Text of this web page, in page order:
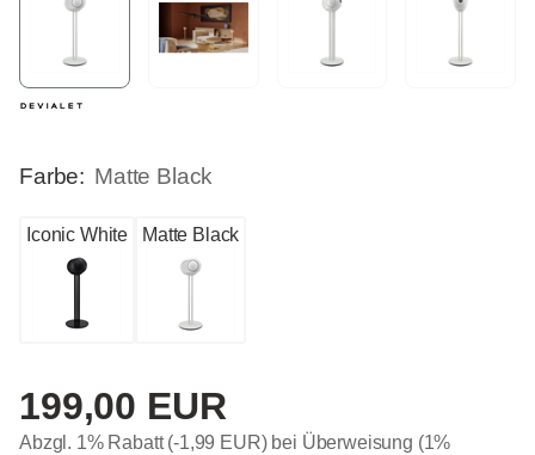
Farbe: Matte Black
Iconic White Matte Black
199,00 EUR
Abzgl. 1% Rabatt (-1,99 EUR) bei Überweisung (1%